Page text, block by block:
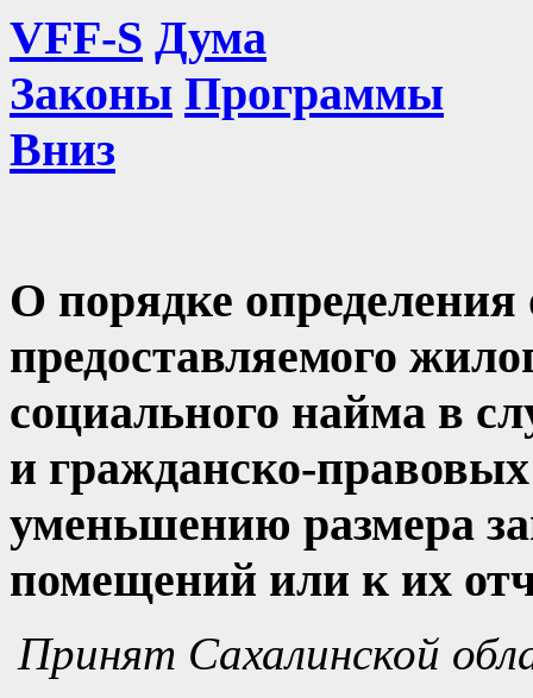
VFF-S Дума
Законы Программы
Вниз
О порядке
предоставляемого
социального найма в
и гражданско-
уменьшению размера
помещений или к их
Принят Сахалинской